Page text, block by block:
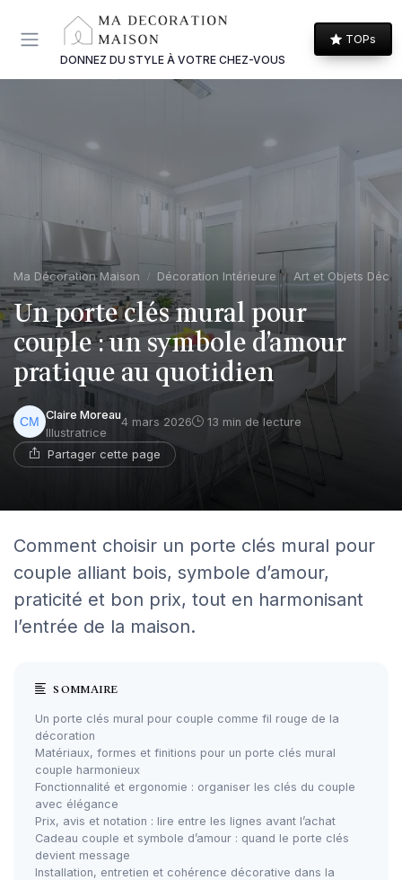
DONNEZ DU STYLE À VOTRE CHEZ-VOUS
TOPs
Ma Décoration Maison Décoration Intérieure Art et Objets
Un porte clés mural pour
couple : un symbole d’amour
pratique au quotidien
Claire Moreau
Illustratrice
4 mars 2026 13 min de lecture
Partager cette page
Comment choisir un porte clés mural pour
couple alliant bois, symbole d’amour,
praticité et bon prix, tout en harmonisant
l’entrée de la maison.
SOMMAIRE
Un porte clés mural pour couple comme fil rouge de la
décoration
Matériaux, formes et finitions pour un porte clés mural
couple harmonieux
Fonctionnalité et ergonomie : organiser les clés du couple
avec élégance
Prix, avis et notation : lire entre les lignes avant l’achat
Cadeau couple et symbole d’amour : quand le porte clés
devient message
Installation, entretien et cohérence décorative dans la
Panneau de gestion des cookies